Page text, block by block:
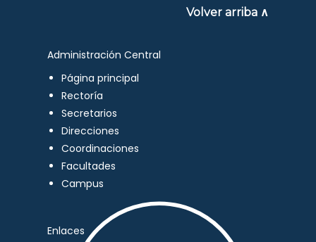
Volver arriba ∧
Administración Central
Página principal
Rectoría
Secretarios
Direcciones
Coordinaciones
Facultades
Campus
Enlaces